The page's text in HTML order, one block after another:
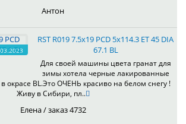
Антон
RST R019 7.5x19 PCD 5x114.3 ET 45 DIA
67.1 BL
Для своей машины цвета гранат для
зимы хотела черные лакированные
окрасе BL.Это ОЧЕНЬ красиво на белом снегу !
Живу в Сибири, пл..
Елена / заказ 4732